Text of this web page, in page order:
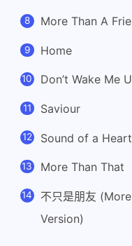
More Than A
Home
Don’t Wake Me
Saviour
Sound of a
More Than That
不只是朋友
Version)